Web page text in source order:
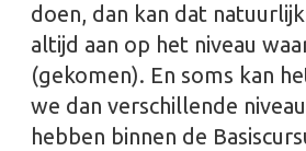
doen, dan kan dat
altijd aan op het niveau
(gekomen). En soms kan
we dan verschillende
hebben binnen de